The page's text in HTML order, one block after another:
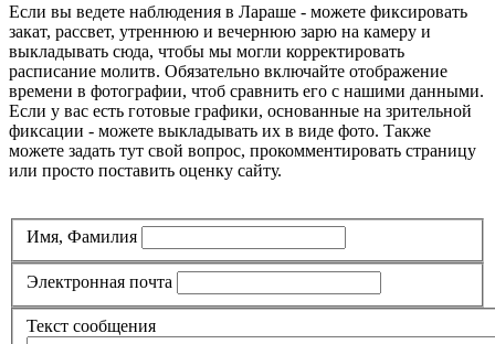
Если вы ведете наблюдения в Лараше - можете фиксировать
закат, рассвет, утреннюю и вечернюю зарю на камеру и
выкладывать сюда, чтобы мы могли корректировать
расписание молитв. Обязательно включайте отображение
времени в фотографии, чтоб сравнить его с нашими данными.
Если у вас есть готовые графики, основанные на зрительной
фиксации - можете выкладывать их в виде фото. Также
можете задать тут свой вопрос, прокомментировать страницу
или просто поставить оценку сайту.
Имя, Фамилия
Электронная почта
Текст сообщения